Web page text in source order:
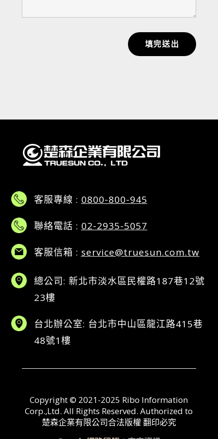
填完送出
客服專線 : 0800-800-945
聯絡電話 : 02-2935-5057
客服信箱 : service@truesun.com.tw
總公司: 新北市淡水區民權路187巷12號
23樓
台北辦公室: 台北市中山區龍江路415巷
48號1樓
Copyright © 2021-2025 Ribo Information
Corp.,Ltd. All Rights Reserved. Authorized to
楚森企業有限公司合法版權 翻印必究